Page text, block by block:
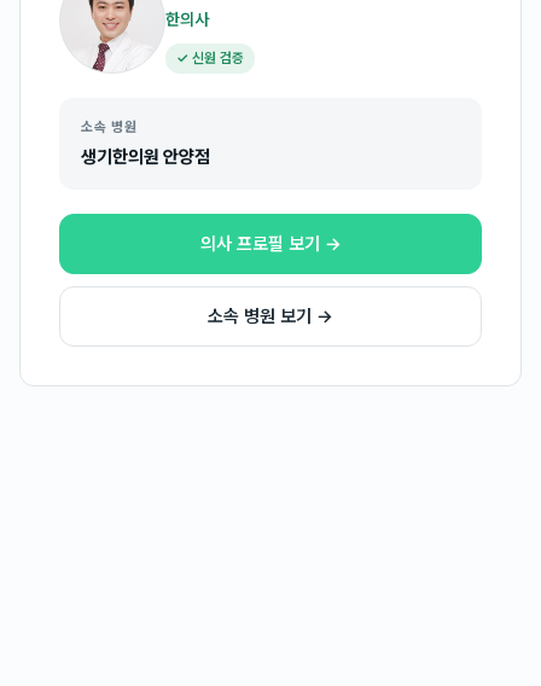
한의사
✓ 신원 검증
소속 병원
생기한의원 안양점
의사 프로필 보기 →
소속 병원 보기 →